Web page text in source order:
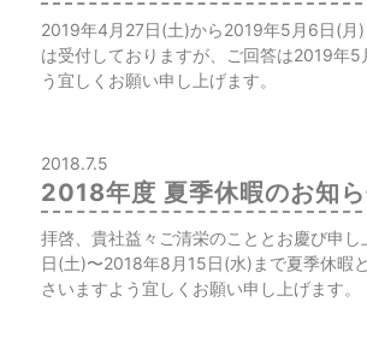
2019年4月27日(土)から2019年5月6日(月
は受付しておりますが、ご回答は2019年
う宜しくお願い申し上げます。
2018.7.5
2018年度 夏季休暇のお知
拝啓、貴社益々ご清栄のこととお慶び申
日(土)〜2018年8月15日(水)まで夏季休暇
さいますよう宜しくお願い申し上げます。